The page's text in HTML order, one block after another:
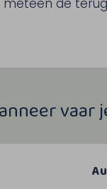
meteen de
vaar